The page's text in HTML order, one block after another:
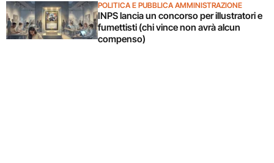
POLITICA E PUBBLICA AMMINISTRAZIONE
INPS lancia un concorso per illustratori e
fumettisti (chi vince non avrà alcun
compenso)